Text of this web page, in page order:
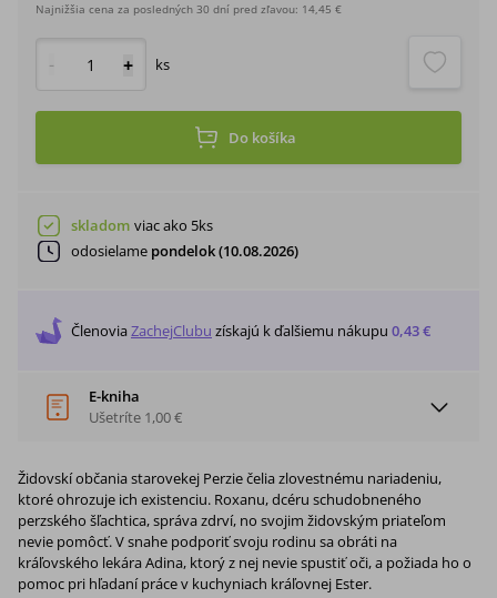
Najnižšia cena za posledných 30 dní pred zľavou: 14,45 €
- + ks
Do košíka
skladom viac ako 5ks
odosielame pondelok (10.08.2026)
ČlenoviaZachejClubu získajú k ďalšiemu nákupu 0,43 €
E-kniha
Ušetríte 1,00 €
Židovskí občania starovekej Perzie čelia zlovestnému nariadeniu,
ktoré ohrozuje ich existenciu. Roxanu, dcéru schudobneného
perzského šľachtica, správa zdrví, no svojim židovským priateľom
nevie pomôcť. V snahe podporiť svoju rodinu sa obráti na
kráľovského lekára Adina, ktorý z nej nevie spustiť oči, a požiada ho o
pomoc pri hľadaní práce v kuchyniach kráľovnej Ester.